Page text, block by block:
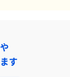
す